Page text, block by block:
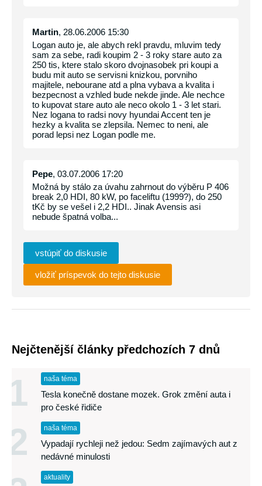
Martin, 28.06.2006 15:30
Logan auto je, ale abych rekl pravdu, mluvim tedy
sam za sebe, radi koupim 2 - 3 roky stare auto za
250 tis, ktere stalo skoro dvojnasobek pri koupi a
budu mit auto se servisni knizkou, porvniho
majitele, nebourane atd a plna vybava a kvalita i
bezpecnost a vzhled bude nekde jinde. Ale nechce
to kupovat stare auto ale neco okolo 1 - 3 let stari.
Nez logana to radsi novy hyundai Accent ten je
hezky a kvalita se zlepsila. Nemec to neni, ale
porad lepsi nez Logan podle me.
Pepe, 03.07.2006 17:20
Možná by stálo za úvahu zahrnout do výběru P 406
break 2,0 HDI, 80 kW, po faceliftu (1999?), do 250
tKč by se vešel i 2,2 HDI.. Jinak Avensis asi
nebude špatná volba...
vstúpiť do diskusie
vložiť príspevok do tejto diskusie
Nejčtenější články předchozích 7 dnů
1 naša téma
Tesla konečně dostane mozek. Grok změní auta i
pro české řidiče
2 naša téma
Vypadají rychleji než jedou: Sedm zajímavých aut z
nedávné minulosti
aktuality